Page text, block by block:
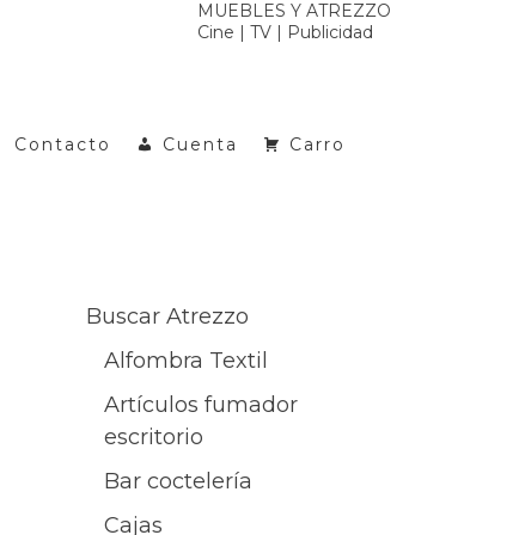
MUEBLES Y ATREZZO
Cine | TV | Publicidad
Contacto Cuenta Carro
Buscar Atrezzo
Alfombra Textil
Artículos fumador
escritorio
Bar coctelería
Cajas